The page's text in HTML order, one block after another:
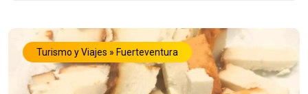
Turismo y Viajes » Fuerteventura